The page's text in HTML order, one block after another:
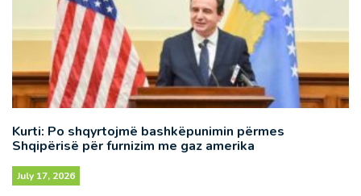
Kurti: Po shqyrtojmë bashkëpunimin përmes
Shqipërisë për furnizim me gaz amerika
July 17, 2026